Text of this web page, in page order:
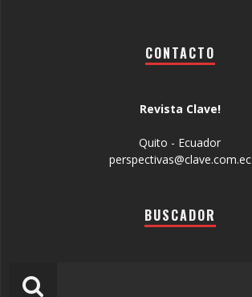
CONTACTO
Revista Clave!
Quito - Ecuador
perspectivas@clave.com.ec
BUSCADOR